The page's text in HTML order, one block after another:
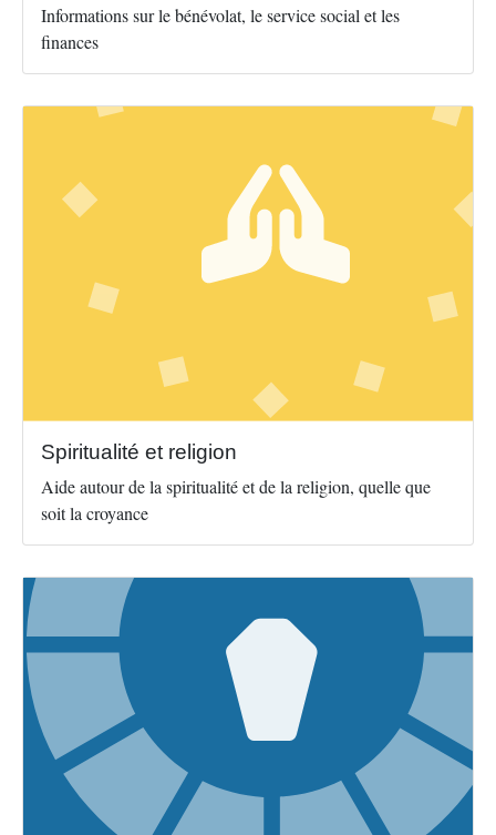
Informations sur le bénévolat, le service social et les
finances
Spiritualité et religion
Aide autour de la spiritualité et de la religion, quelle que
soit la croyance
Image